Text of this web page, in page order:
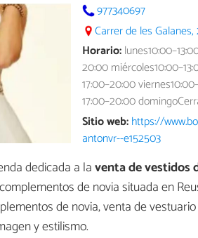
977340697
Carrer de les Galanes,
Horario:
20:00
17:00–20:00
17:00–20:00
Sitio web:https://
antonvr--e152503
dedicada a laventa de vestidos
de novia situada en
de novia, venta de
y estilismo.